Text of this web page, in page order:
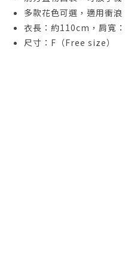
多款花色可選，適用衝
衣長：約110cm，肩寬
尺寸：F（Free size）